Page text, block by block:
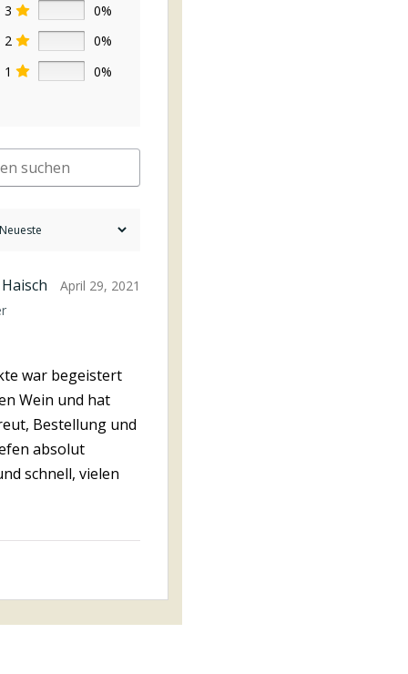
3
0%
2
0%
1
0%
April 29, 2021
war begeistert
Wein und hat
Bestellung und
absolut
schnell, vielen